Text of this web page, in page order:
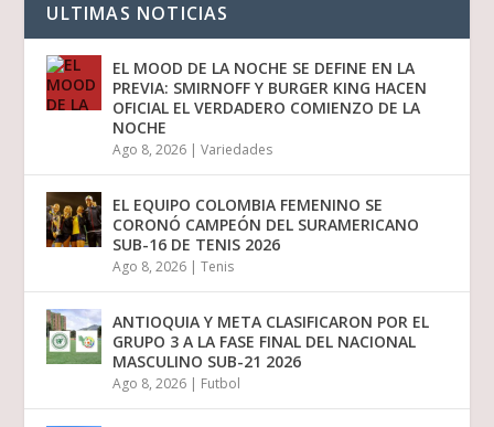
ULTIMAS NOTICIAS
EL MOOD DE LA NOCHE SE DEFINE EN LA
PREVIA: SMIRNOFF Y BURGER KING HACEN
OFICIAL EL VERDADERO COMIENZO DE LA
NOCHE
Ago 8, 2026 |Variedades
EL EQUIPO COLOMBIA FEMENINO SE
CORONÓ CAMPEÓN DEL SURAMERICANO
SUB-16 DE TENIS 2026
Ago 8, 2026 |Tenis
ANTIOQUIA Y META CLASIFICARON POR EL
GRUPO 3 A LA FASE FINAL DEL NACIONAL
MASCULINO SUB-21 2026
Ago 8, 2026 | Futbol